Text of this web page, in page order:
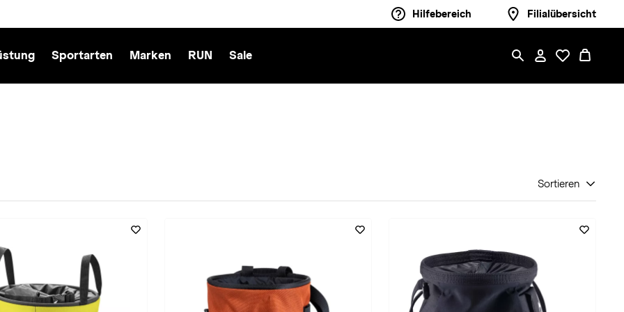
Hilfebereich Filialübersicht
Sportarten Marken RUN Sale
Sortieren